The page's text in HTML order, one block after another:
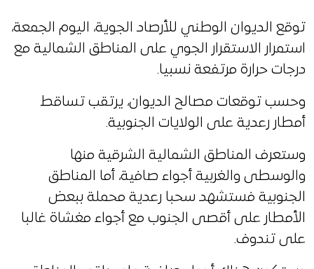
توقع الديوان الوطني للأرصاد الجوية، اليوم الجمعة،
استمرار الاستقرار الجوي على المناطق الشمالية مع
درجات حرارة مرتفعة نسبيا.
وحسب توقعات مصالح الديوان، يرتقب تساقط
أمطار رعدية على الولايات الجنوبية.
وستعرف المناطق الشمالية الشرقية منها
والوسطى والغربية أجواء صافية، أما المناطق
الجنوبية فستشهد سحبا رعدية محملة ببعض
الأمطار على أقصى الجنوب مع أجواء مغشاة غالبا
على تندوف.